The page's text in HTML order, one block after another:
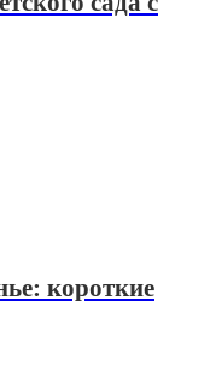
короткие